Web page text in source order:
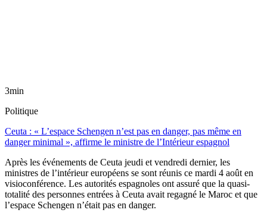
3min
Politique
Ceuta : « L’espace Schengen n’est pas en danger, pas même en
danger minimal », affirme le ministre de l’Intérieur espagnol
Après les événements de Ceuta jeudi et vendredi dernier, les
ministres de l’intérieur européens se sont réunis ce mardi 4 août en
visioconférence. Les autorités espagnoles ont assuré que la quasi-
totalité des personnes entrées à Ceuta avait regagné le Maroc et que
l’espace Schengen n’était pas en danger.